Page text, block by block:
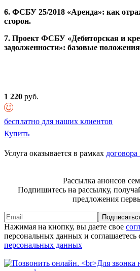
6. ФСБУ 25/2018 «Аренда»: как
сторон.
7. Проект ФСБУ «Дебиторская и
задолженности»: базовые
1 220 руб.
бесплатно для наших клиентов
Купить
Услуга оказывается в рамках
Рассылка анонсов
Подпишитесь на рассылку,
предложения
Нажимая на кнопку, вы даете свое
персональных данных и соглашаетесь
персональных данных